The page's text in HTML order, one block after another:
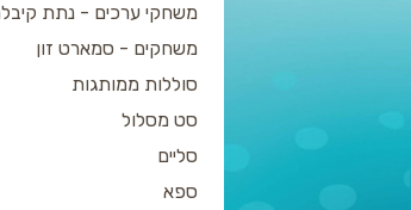
משחקי ערכים - נתת
משחקים - סמארט זון
סוללות ממותגות
סט מסלול
סליים
ספא